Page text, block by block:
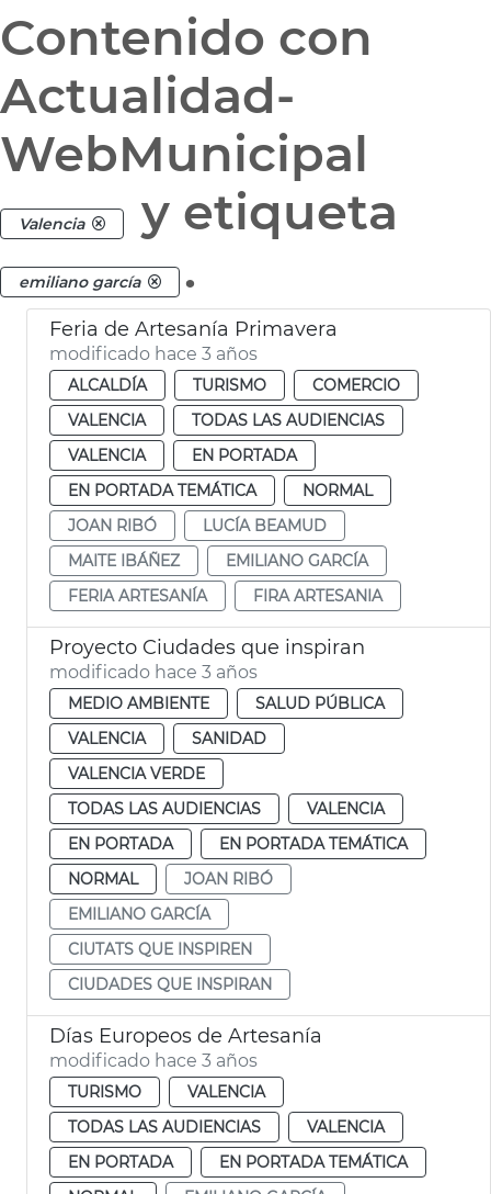
Contenido con
Actualidad-
WebMunicipal
Valencia y etiqueta
emiliano garcía .
Feria de Artesanía Primavera
modificado hace 3 años
ALCALDÍA TURISMO
COMERCIO
VALENCIA
TODAS LAS AUDIENCIAS
VALENCIA
EN PORTADA
EN PORTADA TEMÁTICA
NORMAL
JOAN RIBÓ
LUCÍA BEAMUD
MAITE IBÁÑEZ
EMILIANO GARCÍA
FERIA ARTESANÍA
FIRA ARTESANIA
Proyecto Ciudades que inspiran
modificado hace 3 años
MEDIO AMBIENTE
SALUD PÚBLICA
VALENCIA
SANIDAD
VALENCIA VERDE
TODAS LAS AUDIENCIAS
VALENCIA
EN PORTADA
EN PORTADA TEMÁTICA
NORMAL
JOAN RIBÓ
EMILIANO GARCÍA
CIUTATS QUE INSPIREN
CIUDADES QUE INSPIRAN
Días Europeos de Artesanía
modificado hace 3 años
TURISMO
VALENCIA
TODAS LAS AUDIENCIAS
VALENCIA
EN PORTADA
EN PORTADA TEMÁTICA